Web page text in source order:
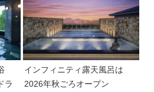
ラ
インフィニティ露天風呂は
2026年秋ごろオープン